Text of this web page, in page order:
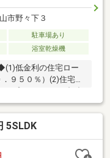
市野々下３
駐車場あり
浴室乾燥機
低金利の住宅ロー
９５０％）(2)住宅ロ
況をお聞かせくださ
らなら大丈夫かな。
がいい！◆購入はし
待も大きい反面、悩
店でお客様と一緒に
5SLDK